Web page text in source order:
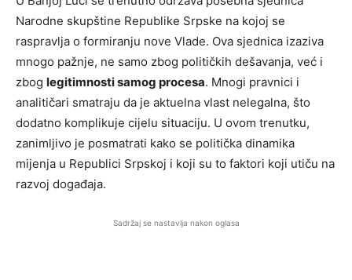
Narodne skupštine Republike Srpske na kojoj se
raspravlja o formiranju nove Vlade. Ova sjednica izaziva
mnogo pažnje, ne samo zbog političkih dešavanja, već i
zbog legitimnosti samog procesa. Mnogi pravnici i
analitičari smatraju da je aktuelna vlast nelegalna, što
dodatno komplikuje cijelu situaciju. U ovom trenutku,
zanimljivo je posmatrati kako se politička dinamika
mijenja u Republici Srpskoj i koji su to faktori koji utiču na
razvoj događaja.
Sadržaj se nastavlja nakon oglasa